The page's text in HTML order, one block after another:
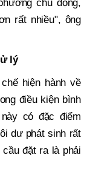
chủ động,
rất nhiều", ông
lý
hiện hành về
điều kiện bình
có đặc điểm
dư phát sinh rất
đặt ra là phải